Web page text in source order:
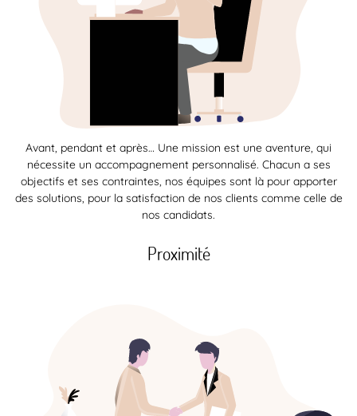
Avant, pendant et après… Une mission est une aventure, qui
nécessite un accompagnement personnalisé. Chacun a ses
objectifs et ses contraintes, nos équipes sont là pour apporter
des solutions, pour la satisfaction de nos clients comme celle de
nos candidats.
Proximité